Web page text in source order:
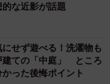
な近影が話題
にせず遊べる！洗濯物も
建ての「中庭」 ところ
った後悔ポイント